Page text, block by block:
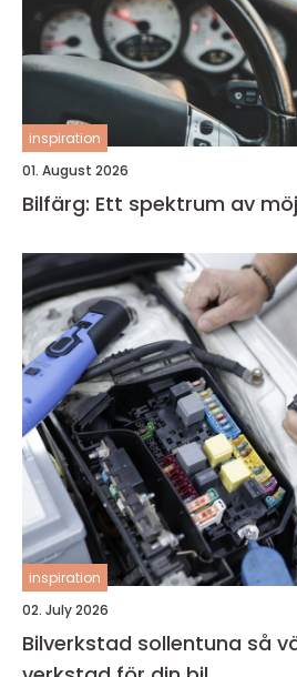
inspiration
01. August 2026
Bilfärg: Ett spektrum av
inspiration
02. July 2026
Bilverkstad sollentuna så väljer du rätt